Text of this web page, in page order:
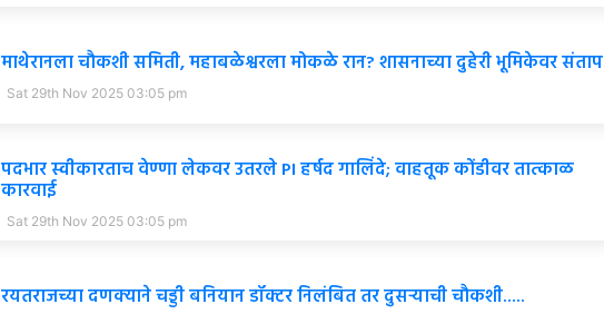
माथेरानला चौकशी समिती, महाबळेश्वरला मोकळे रान? शासनाच्या दुहेरी भूमिकेवर संताप
Sat 29th Nov 2025 03:05 pm
पदभार स्वीकारताच वेण्णा लेकवर उतरले PI हर्षद गालिंदे; वाहतूक कोंडीवर तात्काळ
कारवाई
Sat 29th Nov 2025 03:05 pm
रयतराजच्या दणक्याने चड्डी बनियान डॉक्टर निलंबित तर दुसऱ्याची चौकशी.....